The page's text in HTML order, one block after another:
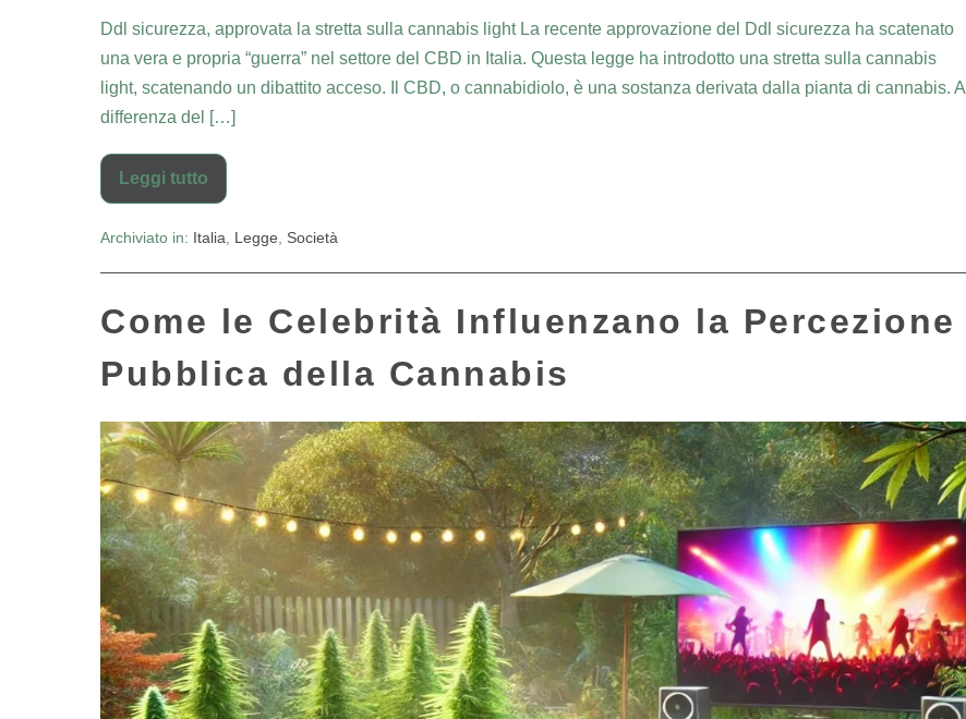
Ddl sicurezza, approvata la stretta sulla cannabis light La recente approvazione del Ddl sicurezza ha scatenato
una vera e propria “guerra” nel settore del CBD in Italia. Questa legge ha introdotto una stretta sulla cannabis
light, scatenando un dibattito acceso. Il CBD, o cannabidiolo, è una sostanza derivata dalla pianta di cannabis. A
differenza del […]
Leggi tutto
Archiviato in: Italia, Legge, Società
Come le Celebrità Influenzano la Percezione
Pubblica della Cannabis